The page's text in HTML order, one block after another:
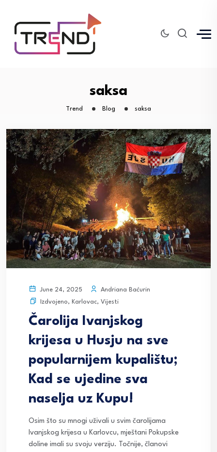
saksa
Trend Blog saksa
June 24, 2025
Andriana Baćurin
Izdvojeno, Karlovac, Vijesti
Čarolija Ivanjskog
krijesa u Husju na sve
popularnijem kupalištu;
Kad se ujedine sva
naselja uz Kupu!
Osim što su mnogi uživali u svim čarolijama
Ivanjskog krijesa u Karlovcu, mještani Pokupske
doline imali su svoju verziju. Točnije, članovi